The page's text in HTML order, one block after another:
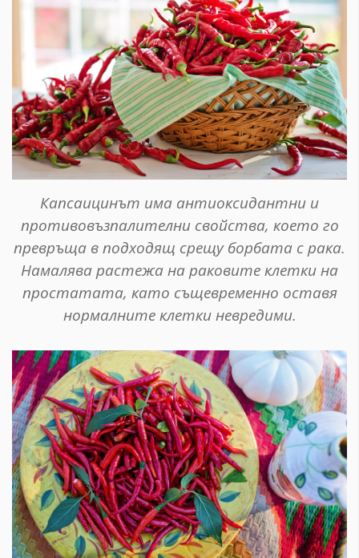
Капсаицинът има антиоксидантни и
противовъзпалителни свойства, което го
превръща в подходящ срещу борбата с рака.
Намалява растежа на раковите клетки на
простатата, като същевременно оставя
нормалните клетки невредими.